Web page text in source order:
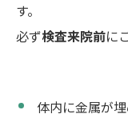
す。
必ず検査来院前に
体内に金属が